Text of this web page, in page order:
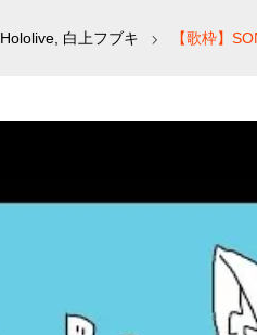
Hololive 白上フブキ 【歌枠】